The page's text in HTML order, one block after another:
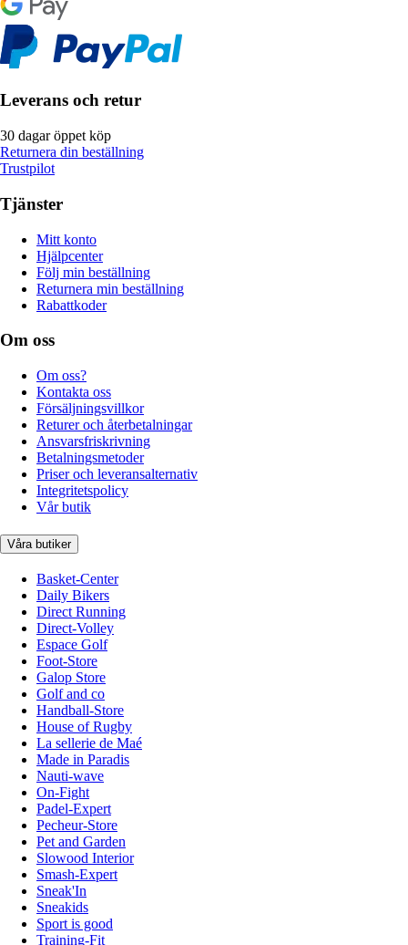
Leverans och retur
30 dagar öppet köp
Returnera din beställning
Trustpilot
Tjänster
Mitt konto
Hjälpcenter
Följ min beställning
Returnera min beställning
Rabattkoder
Om oss
Om oss?
Kontakta oss
Försäljningsvillkor
Returer och återbetalningar
Ansvarsfriskrivning
Betalningsmetoder
Priser och leveransalternativ
Integritetspolicy
Vår butik
Våra butiker
Basket-Center
Daily Bikers
Direct Running
Direct-Volley
Espace Golf
Foot-Store
Galop Store
Golf and co
Handball-Store
House of Rugby
La sellerie de Maé
Made in Paradis
Nauti-wave
On-Fight
Padel-Expert
Pecheur-Store
Pet and Garden
Slowood Interior
Smash-Expert
Sneak'In
Sneakids
Sport is good
Training-Fit